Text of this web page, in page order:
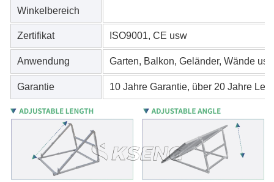
Winkelbereich
Zertifikat ISO9001, CE usw
Anwendung Garten, Balkon, Geländer, Wände
Garantie 10 Jahre Garantie, über 20 Jahre